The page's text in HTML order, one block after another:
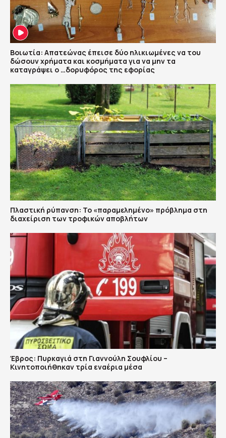
Βοιωτία: Απατεώνας έπεισε δύο ηλικιωμένες να του
δώσουν χρήματα και κοσμήματα για να μην τα
καταγράψει ο …δορυφόρος της εφορίας
Πλαστική ρύπανση: Το «παραμελημένο» πρόβλημα στη
διαχείριση των τροφικών αποβλήτων
Έβρος: Πυρκαγιά στη Γιαννούλη Σουφλίου –
Κινητοποιήθηκαν τρία εναέρια μέσα